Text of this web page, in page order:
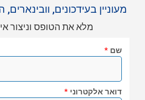
מעוניין בעידכונים,
מלא את הטופס וניצור
שם *
דואר אלקטרוני *